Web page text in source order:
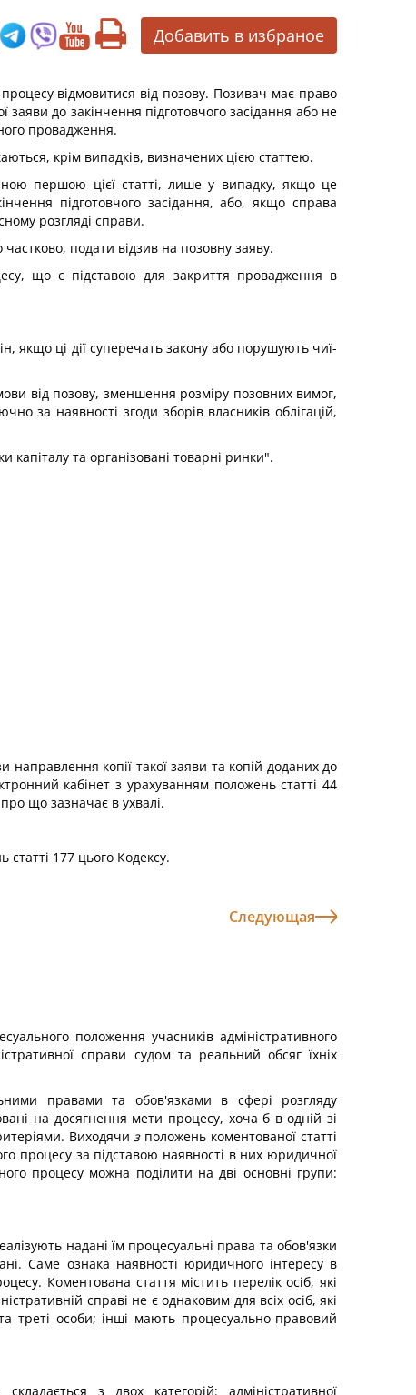
Добавить в избраное
відмовитися від позову. Позивач має право
до закінчення підготовчого засідання або не
провадження.
крім випадків, визначених цією статтею.
першою цієї статті, лише у випадку, якщо це
підготовчого засідання, або, якщо справа
розгляді справи.
подати відзив на позовну заяву.
що є підставою для закриття провадження в
якщо ці дії суперечать закону або порушують чиї-
від позову, зменшення розміру позовних вимог,
за наявності згоди зборів власників облігацій,
та організовані товарні ринки".
копії такої заяви та копій доданих до
кабінет з урахуванням положень статті 44
що зазначає в ухвалі.
177 цього Кодексу.
Следующая
положення учасників адміністративного
справи судом та реальний обсяг їхніх
правами та обов'язками в сфері розгляду
на досягнення мети процесу, хоча б в одній зі
Виходячиз положень коментованої статті
процесу за підставою наявності в них юридичної
процесу можна поділити на дві основні групи:
надані їм процесуальні права та обов'язки
Саме ознака наявності юридичного інтересу в
Коментована стаття містить перелік осіб, які
справі не є однаковим для всіх осіб, які
треті особи; інші мають процесуально-правовий
з двох категорій: адміністративної